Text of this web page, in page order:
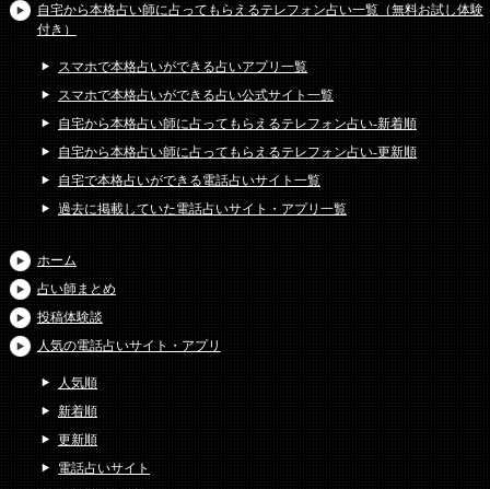
自宅から本格占い師に占ってもらえるテレフォン占い一覧（無料お試し体験
付き）
スマホで本格占いができる占いアプリ一覧
スマホで本格占いができる占い公式サイト一覧
自宅から本格占い師に占ってもらえるテレフォン占い-新着順
自宅から本格占い師に占ってもらえるテレフォン占い-更新順
自宅で本格占いができる電話占いサイト一覧
過去に掲載していた電話占いサイト・アプリ一覧
ホーム
占い師まとめ
投稿体験談
人気の電話占いサイト・アプリ
人気順
新着順
更新順
電話占いサイト